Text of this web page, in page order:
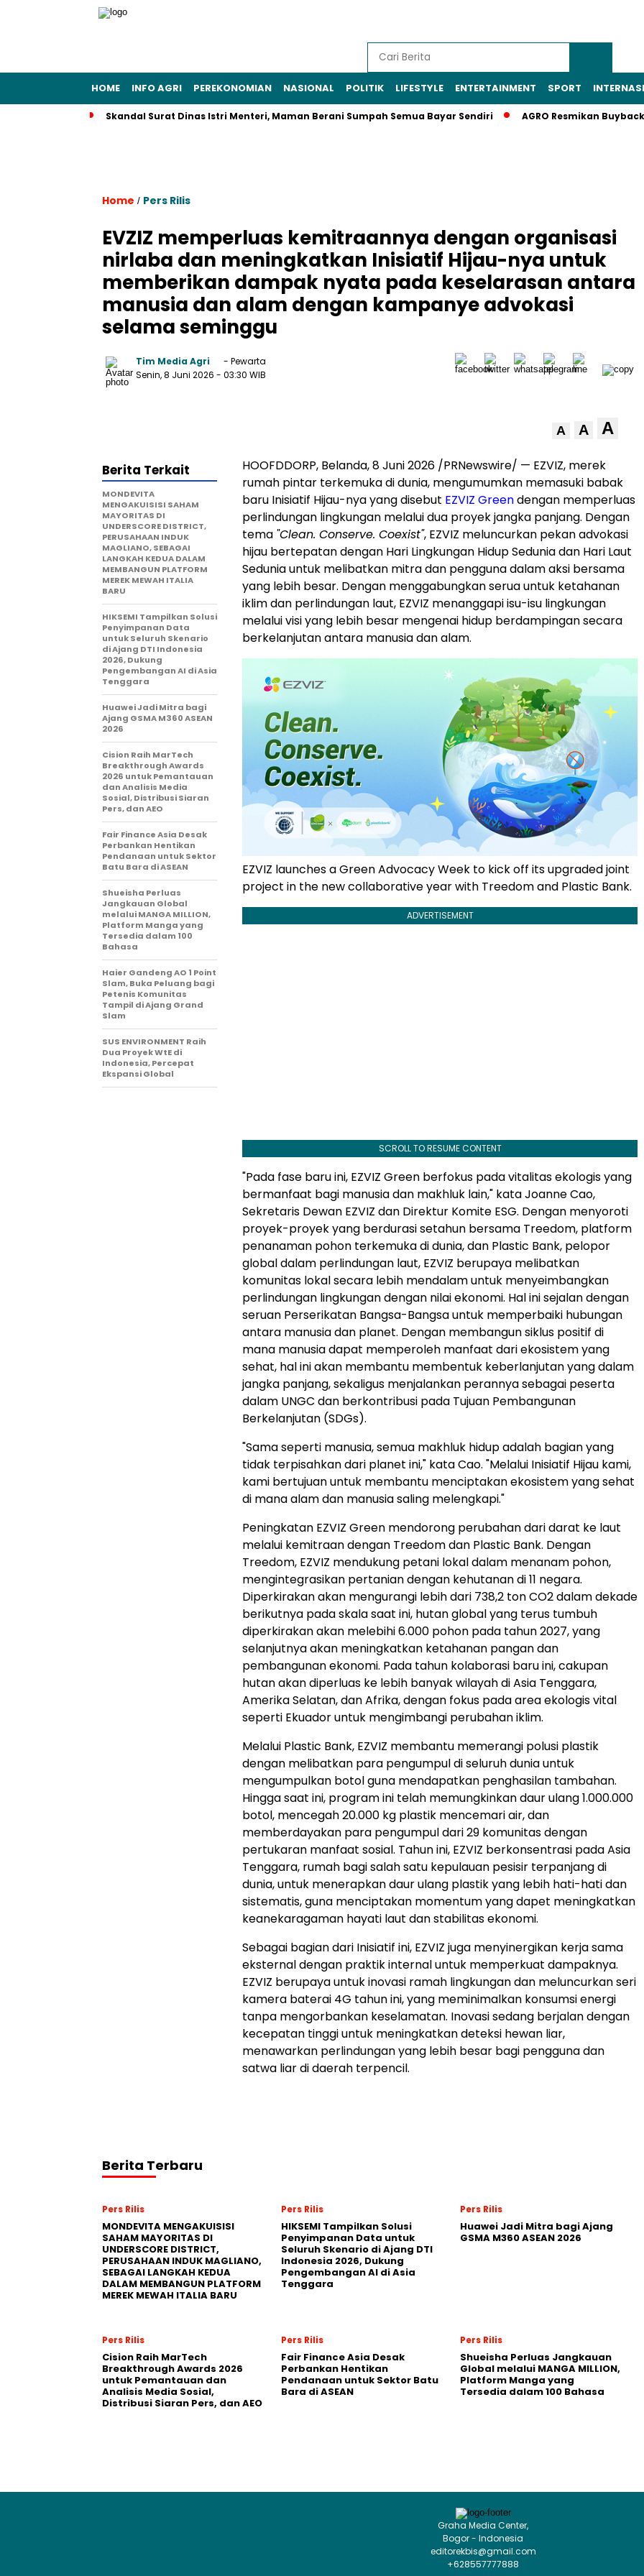
HOME INFO AGRI PEREKONOMIAN NASIONAL POLITIK LIFESTYLE ENTERTAINMENT SPORT
Skandal Surat Dinas Istri Menteri, Maman Berani Sumpah Semua Bayar Sendiri AGRO Resmikan
Home / Pers Rilis
EVZIZ memperluas kemitraannya dengan organisasi
nirlaba dan meningkatkan Inisiatif Hijau-nya untuk
memberikan dampak nyata pada keselarasan antara
manusia dan alam dengan kampanye advokasi
selama seminggu
Tim Media Agri
- Pewarta
Senin, 8 Juni 2026 - 03:30 WIB
A A A
HOOFDDORP, Belanda, 8 Juni 2026 /PRNewswire/ — EZVIZ, merek
rumah pintar terkemuka di dunia, mengumumkan memasuki babak
baru Inisiatif Hijau-nya yang disebut EZVIZ Greendengan memperluas
perlindungan lingkungan melalui dua proyek jangka panjang. Dengan
tema "Clean. Conserve. Coexist", EZVIZ meluncurkan pekan advokasi
hijau bertepatan dengan Hari Lingkungan Hidup Sedunia dan Hari Laut
Sedunia untuk melibatkan mitra dan pengguna dalam aksi bersama
yang lebih besar. Dengan menggabungkan serua untuk ketahanan
iklim dan perlindungan laut, EZVIZ menanggapi isu-isu lingkungan
melalui visi yang lebih besar mengenai hidup berdampingan secara
berkelanjutan antara manusia dan alam.
EZVIZ launches a Green Advocacy Week to kick off its upgraded joint
project in the new collaborative year with Treedom and Plastic Bank.
ADVERTISEMENT
SCROLL TO RESUME CONTENT
"Pada fase baru ini, EZVIZ Green berfokus pada vitalitas ekologis yang
bermanfaat bagi manusia dan makhluk lain," kata Joanne Cao,
Sekretaris Dewan EZVIZ dan Direktur Komite ESG. Dengan menyoroti
proyek-proyek yang berdurasi setahun bersama Treedom, platform
penanaman pohon terkemuka di dunia, dan Plastic Bank, pelopor
global dalam perlindungan laut, EZVIZ berupaya melibatkan
komunitas lokal secara lebih mendalam untuk menyeimbangkan
perlindungan lingkungan dengan nilai ekonomi. Hal ini sejalan dengan
seruan Perserikatan Bangsa-Bangsa untuk memperbaiki hubungan
antara manusia dan planet. Dengan membangun siklus positif di
mana manusia dapat memperoleh manfaat dari ekosistem yang
sehat, hal ini akan membantu membentuk keberlanjutan yang dalam
jangka panjang, sekaligus menjalankan perannya sebagai peserta
dalam UNGC dan berkontribusi pada Tujuan Pembangunan
Berkelanjutan (SDGs).
"Sama seperti manusia, semua makhluk hidup adalah bagian yang
tidak terpisahkan dari planet ini," kata Cao. "Melalui Inisiatif Hijau kami,
kami bertujuan untuk membantu menciptakan ekosistem yang sehat
di mana alam dan manusia saling melengkapi."
Peningkatan EZVIZ Green mendorong perubahan dari darat ke laut
melalui kemitraan dengan Treedom dan Plastic Bank. Dengan
Treedom, EZVIZ mendukung petani lokal dalam menanam pohon,
mengintegrasikan pertanian dengan kehutanan di 11 negara.
Diperkirakan akan mengurangi lebih dari 738,2 ton CO2dalam dekade
berikutnya pada skala saat ini, hutan global yang terus tumbuh
diperkirakan akan melebihi 6.000 pohon pada tahun 2027, yang
selanjutnya akan meningkatkan ketahanan pangan dan
pembangunan ekonomi. Pada tahun kolaborasi baru ini, cakupan
hutan akan diperluas ke lebih banyak wilayah di Asia Tenggara,
Amerika Selatan, dan Afrika, dengan fokus pada area ekologis vital
seperti Ekuador untuk mengimbangi perubahan iklim.
Melalui Plastic Bank, EZVIZ membantu memerangi polusi plastik
dengan melibatkan para pengumpul di seluruh dunia untuk
mengumpulkan botol guna mendapatkan penghasilan tambahan.
Hingga saat ini, program ini telah memungkinkan daur ulang 1.000.000
botol, mencegah 20.000 kg plastik mencemari air, dan
memberdayakan para pengumpul dari 29 komunitas dengan
pertukaran manfaat sosial. Tahun ini, EZVIZ berkonsentrasi pada Asia
Tenggara, rumah bagi salah satu kepulauan pesisir terpanjang di
dunia, untuk menerapkan daur ulang plastik yang lebih hati-hati dan
sistematis, guna menciptakan momentum yang dapet meningkatkan
keanekaragaman hayati laut dan stabilitas ekonomi.
Sebagai bagian dari Inisiatif ini, EZVIZ juga menyinergikan kerja sama
eksternal dengan praktik internal untuk memperkuat dampaknya.
EZVIZ berupaya untuk inovasi ramah lingkungan dan meluncurkan seri
kamera baterai 4G tahun ini, yang meminimalkan konsumsi energi
tanpa mengorbankan keselamatan. Inovasi sedang berjalan dengan
kecepatan tinggi untuk meningkatkan deteksi hewan liar,
menawarkan perlindungan yang lebih besar bagi pengguna dan
satwa liar di daerah terpencil.
Berita Terkait
MONDEVITA
MENGAKUISISI SAHAM
MAYORITAS DI
UNDERSCORE DISTRICT,
PERUSAHAAN INDUK
MAGLIANO, SEBAGAI
LANGKAH KEDUA DALAM
MEMBANGUN PLATFORM
MEREK MEWAH ITALIA
BARU
HIKSEMI Tampilkan Solusi
Penyimpanan Data
untuk Seluruh Skenario
di Ajang DTI Indonesia
2026, Dukung
Pengembangan AI di Asia
Tenggara
Huawei Jadi Mitra bagi
Ajang GSMA M360 ASEAN
2026
Cision Raih MarTech
Breakthrough Awards
2026 untuk Pemantauan
dan Analisis Media
Sosial, Distribusi Siaran
Pers, dan AEO
Fair Finance Asia Desak
Perbankan Hentikan
Pendanaan untuk Sektor
Batu Bara di ASEAN
Shueisha Perluas
Jangkauan Global
melalui MANGA MILLION,
Platform Manga yang
Tersedia dalam 100
Bahasa
Haier Gandeng AO 1 Point
Slam, Buka Peluang bagi
Petenis Komunitas
Tampil di Ajang Grand
Slam
SUS ENVIRONMENT Raih
Dua Proyek WtE di
Indonesia, Percepat
Ekspansi Global
Berita Terbaru
Pers Rilis
MONDEVITA MENGAKUISISI
SAHAM MAYORITAS DI
UNDERSCORE DISTRICT,
PERUSAHAAN INDUK MAGLIANO,
SEBAGAI LANGKAH KEDUA
DALAM MEMBANGUN PLATFORM
MEREK MEWAH ITALIA BARU
Pers Rilis
HIKSEMI Tampilkan Solusi
Penyimpanan Data untuk
Seluruh Skenario di Ajang DTI
Indonesia 2026, Dukung
Pengembangan AI di Asia
Tenggara
Pers Rilis
Huawei Jadi Mitra bagi Ajang
GSMA M360 ASEAN 2026
Pers Rilis
Cision Raih MarTech
Breakthrough Awards 2026
untuk Pemantauan dan
Analisis Media Sosial,
Distribusi Siaran Pers, dan AEO
Pers Rilis
Fair Finance Asia Desak
Perbankan Hentikan
Pendanaan untuk Sektor Batu
Bara di ASEAN
Pers Rilis
Shueisha Perluas Jangkauan
Global melalui MANGA MILLION,
Platform Manga yang
Tersedia dalam 100 Bahasa
Graha Media Center,
Bogor - Indonesia
editorekbis@gmail.com
+628557777888